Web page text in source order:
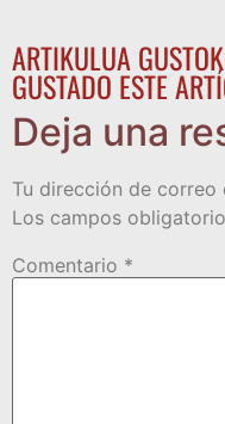
ARTIKULUA
GUSTADO ESTE
Deja una
Tu dirección de
Los campos
Comentario *